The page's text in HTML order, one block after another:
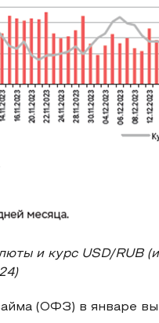
и курс USD/RUB
(ОФЗ) в январе